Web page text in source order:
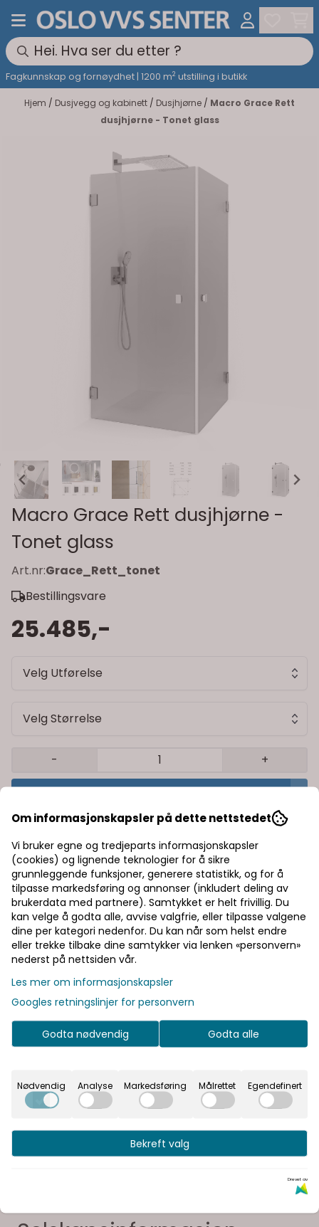
Hopp til innhold
Fagkunnskap og fornøydhet | 1200 m2 utstilling i butikk
Hjem / Dusjvegg og kabinett / Dusjhjørne / Macro Grace Rett
dusjhjørne - Tonet glass
Macro Grace Rett dusjhjørne -
Tonet glass
Art.nr:Grace_Rett_tonet
Bestillingsvare
25.485,-
Velg Utførelse
Velg Størrelse
- +
Rask levering av lagervarer
Halv pris på frakt
Informasjon
Produsent
Dokumenter
Vår visjon er å gi våre kunder en unik opplevelse og
glede ved å velge sitt bad
Om informasjonskapsler på dette nettstedet
Vi bruker egne og tredjeparts informasjonskapsler
(cookies) og lignende teknologier for å sikre
grunnleggende funksjoner, generere statistikk, og for å
tilpasse markedsføring og annonser (inkludert deling av
brukerdata med partnere). Samtykket er helt frivillig. Du
kan velge å godta alle, avvise valgfrie, eller tilpasse valgene
dine per kategori nedenfor. Du kan når som helst endre
eller trekke tilbake dine samtykker via lenken «personvern»
nederst på nettsiden vår.
Les mer om informasjonskapsler
Googles retningslinjer for personvern
Godta nødvendig Godta alle
Nødvendig Analyse Markedsføring Målrettet Egendefinert
Bekreft valg
Drevet av